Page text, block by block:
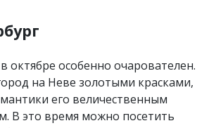
октябре особенно очарователен.
на Неве золотыми красками,
его величественным
В это время можно посетить